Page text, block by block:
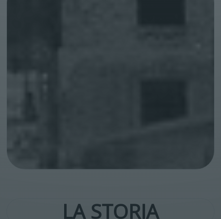
LA STORIA